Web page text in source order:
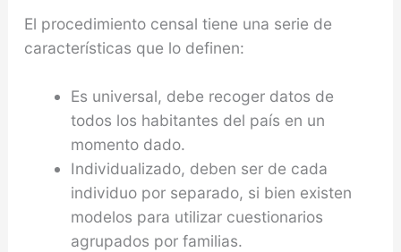
El procedimiento censal tiene una serie de
características que lo definen:
Es universal, debe recoger datos de
todos los habitantes del país en un
momento dado.
Individualizado, deben ser de cada
individuo por separado, si bien existen
modelos para utilizar cuestionarios
agrupados por familias.